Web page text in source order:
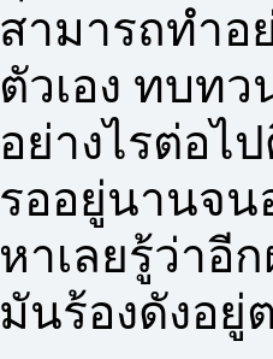
สามารถทำอ
ตัวเอง ทบท
อย่างไรต่อไ
รออยู่นานจน
หาเลยรู้ว่าอี
มันร้องดังอยู่